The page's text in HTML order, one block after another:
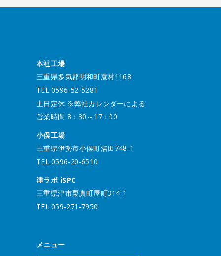
本社工場
三重県多気郡明和町蓑村1168
TEL:0596-52-5281
土日定休 ※弊社カレンダーによる
営業時間 8：30～17：00
小俣工場
三重県伊勢市小俣町湯田748-1
TEL:0596-20-6510
津ラボ iSPC
三重県津市栗真町屋町314-1
TEL:059-271-7950
メニュー